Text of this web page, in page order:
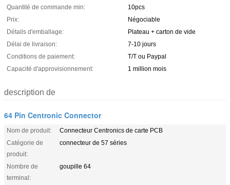
Quantité de commande min:
10pcs
Prix:
Négociable
Détails d'emballage:
Plateau + carton de vide
Délai de livraison:
7-10 jours
Conditions de paiement:
T/T ou Paypal
Capacité d'approvisionnement:
1 million mois
description de
64 Pin Centronic Connector
Nom de produit:
Connecteur Centronics de carte PCB
Catégorie de
produit:
connecteur de 57 séries
Nombre de
terminal:
goupille 64